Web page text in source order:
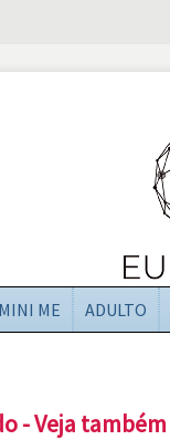
ME ADULTO
- Veja também